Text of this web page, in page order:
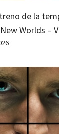
de la
Worlds –